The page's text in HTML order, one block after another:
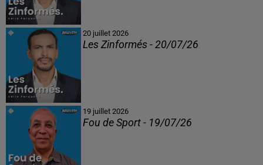
20 juillet 2026
Les Zinformés - 20/07/26
19 juillet 2026
Fou de Sport - 19/07/26